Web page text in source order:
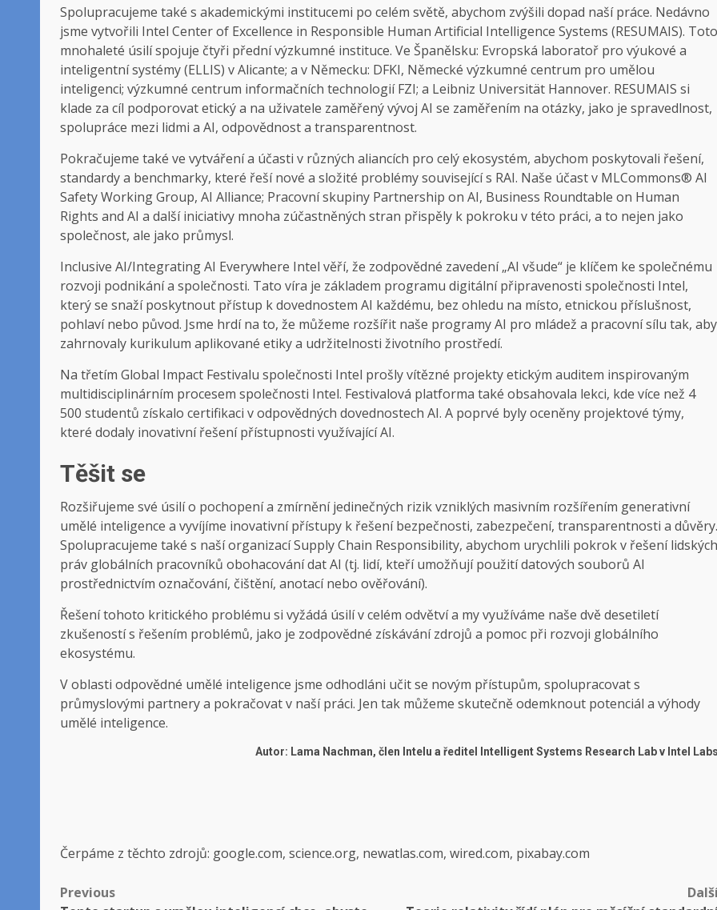
Spolupracujeme také s akademickými institucemi po celém světě, abychom zvýšili dopad naší práce. Nedávno
jsme vytvořili Intel Center of Excellence in Responsible Human Artificial Intelligence Systems (RESUMAIS). Toto
mnohaleté úsilí spojuje čtyři přední výzkumné instituce. Ve Španělsku: Evropská laboratoř pro výukové a
inteligentní systémy (ELLIS) v Alicante; a v Německu: DFKI, Německé výzkumné centrum pro umělou
inteligenci; výzkumné centrum informačních technologií FZI; a Leibniz Universität Hannover. RESUMAIS si
klade za cíl podporovat etický a na uživatele zaměřený vývoj AI se zaměřením na otázky, jako je spravedlnost,
spolupráce mezi lidmi a AI, odpovědnost a transparentnost.
Pokračujeme také ve vytváření a účasti v různých aliancích pro celý ekosystém, abychom poskytovali řešení,
standardy a benchmarky, které řeší nové a složité problémy související s RAI. Naše účast v MLCommons® AI
Safety Working Group, AI ​​Alliance; Pracovní skupiny Partnership on AI, Business Roundtable on Human
Rights and AI a další iniciativy mnoha zúčastněných stran přispěly k pokroku v této práci, a to nejen jako
společnost, ale jako průmysl.
Inclusive AI/Integrating AI Everywhere Intel věří, že zodpovědné zavedení „AI všude“ je klíčem ke společnému
rozvoji podnikání a společnosti. Tato víra je základem programu digitální připravenosti společnosti Intel,
který se snaží poskytnout přístup k dovednostem AI každému, bez ohledu na místo, etnickou příslušnost,
pohlaví nebo původ. Jsme hrdí na to, že můžeme rozšířit naše programy AI pro mládež a pracovní sílu tak, aby
zahrnovaly kurikulum aplikované etiky a udržitelnosti životního prostředí.
Na třetím Global Impact Festivalu společnosti Intel prošly vítězné projekty etickým auditem inspirovaným
multidisciplinárním procesem společnosti Intel. Festivalová platforma také obsahovala lekci, kde více než 4
500 studentů získalo certifikaci v odpovědných dovednostech AI. A poprvé byly oceněny projektové týmy,
které dodaly inovativní řešení přístupnosti využívající AI.
Těšit se
Rozšiřujeme své úsilí o pochopení a zmírnění jedinečných rizik vzniklých masivním rozšířením generativní
umělé inteligence a vyvíjíme inovativní přístupy k řešení bezpečnosti, zabezpečení, transparentnosti a důvěry.
Spolupracujeme také s naší organizací Supply Chain Responsibility, abychom urychlili pokrok v řešení lidských
práv globálních pracovníků obohacování dat AI (tj. lidí, kteří umožňují použití datových souborů AI
prostřednictvím označování, čištění, anotací nebo ověřování).
Řešení tohoto kritického problému si vyžádá úsilí v celém odvětví a my využíváme naše dvě desetiletí
zkušeností s řešením problémů, jako je zodpovědné získávání zdrojů a pomoc při rozvoji globálního
ekosystému.
V oblasti odpovědné umělé inteligence jsme odhodláni učit se novým přístupům, spolupracovat s
průmyslovými partnery a pokračovat v naší práci. Jen tak můžeme skutečně odemknout potenciál a výhody
umělé inteligence.
Autor: Lama Nachman, člen Intelu a ředitel Intelligent Systems Research Lab v Intel
Čerpáme z těchto zdrojů: google.com, science.org, newatlas.com, wired.com, pixabay.com
Post
Previous